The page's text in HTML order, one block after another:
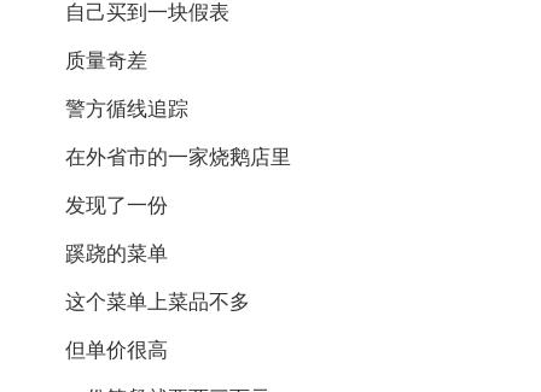
自己买到一块假表
质量奇差
警方循线追踪
在外省市的一家烧鹅店里
发现了一份
蹊跷的菜单
这个菜单上菜品不多
但单价很高